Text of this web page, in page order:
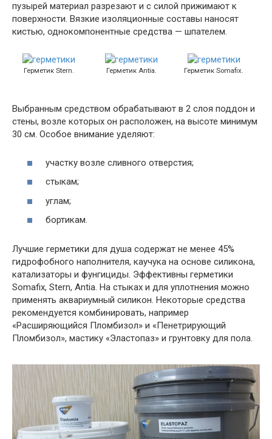
пузырей материал разрезают и с силой прижимают к
поверхности. Вязкие изоляционные составы наносят
кистью, однокомпонентные средства — шпателем.
Герметик Stern. Герметик Antia. Герметик Somafix.
Выбранным средством обрабатывают в 2 слоя поддон и
стены, возле которых он расположен, на высоте минимум
30 см. Особое внимание уделяют:
участку возле сливного отверстия;
стыкам;
углам;
бортикам.
Лучшие герметики для душа содержат не менее 45%
гидрофобного наполнителя, каучука на основе силикона,
катализаторы и фунгициды. Эффективны герметики
Somafix, Stern, Antia. На стыках и для уплотнения можно
применять аквариумный силикон. Некоторые средства
рекомендуется комбинировать, например
«Расширяющийся Пломбизол» и «Пенетрирующий
Пломбизол», мастику «Эластопаз» и грунтовку для пола.